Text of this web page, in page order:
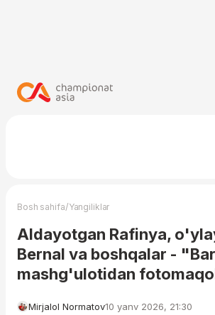
Bosh sahifa/Yangiliklar
Aldayotgan Rafinya,
Bernal va boshqalar -
mashg'ulotidan
Mirjalol Normatov10 yanv 2026, 21:30